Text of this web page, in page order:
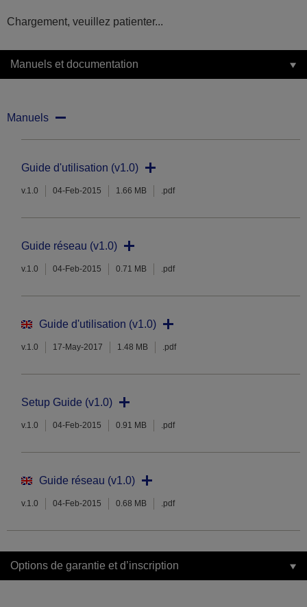
Chargement, veuillez patienter...
Manuels et documentation
Manuels
Guide d'utilisation (v1.0)
v.1.0 04-Feb-2015 1.66 MB .pdf
Guide réseau (v1.0)
v.1.0 04-Feb-2015 0.71 MB .pdf
Guide d'utilisation (v1.0)
v.1.0 17-May-2017 1.48 MB .pdf
Setup Guide (v1.0)
v.1.0 04-Feb-2015 0.91 MB .pdf
Guide réseau (v1.0)
v.1.0 04-Feb-2015 0.68 MB .pdf
Options de garantie et d’inscription